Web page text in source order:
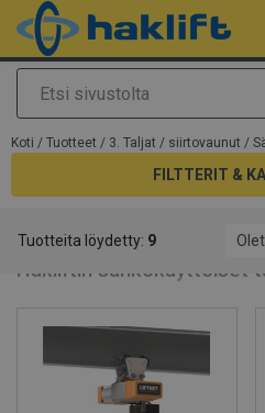
Etsi
Tuote lisätty tarjouspyyntöön
Koti / Tuotteet / 3. Taljat / siirtovaunut /
FILTTERIT &
Hakliftin sähkökäyttöiset
Tarjoamme erilaisia valovirralla ja
sähkötaljoja, jotka soveltuvat
Tuotteita löydetty: 9